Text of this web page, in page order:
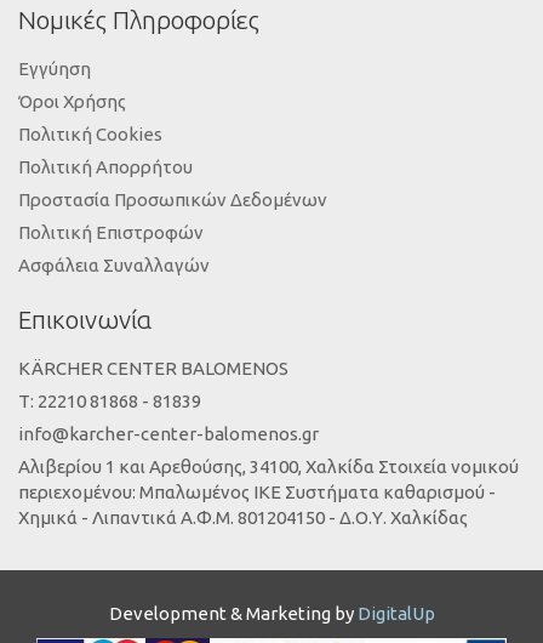
Νομικές Πληροφορίες
Εγγύηση
Όροι Χρήσης
Πολιτική Cookies
Πολιτική Απορρήτου
Προστασία Προσωπικών Δεδομένων
Πολιτική Επιστροφών
Ασφάλεια Συναλλαγών
Επικοινωνία
KÄRCHER CENTER BALOMENOS
Τ: 22210 81868 - 81839
info@karcher-center-balomenos.gr
Αλιβερίου 1 και Αρεθούσης, 34100, Χαλκίδα Στοιχεία νομικού
περιεχομένου: Μπαλωμένος ΙΚΕ Συστήματα καθαρισμού -
Χημικά - Λιπαντικά Α.Φ.Μ. 801204150 - Δ.Ο.Υ. Χαλκίδας
Development & Marketing by DigitalUp